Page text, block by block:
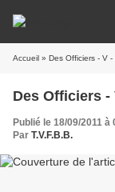
Accueil » Des Officiers - V
Des Officiers -
Publié le 18/09/2011 à
Par T.V.F.B.B.